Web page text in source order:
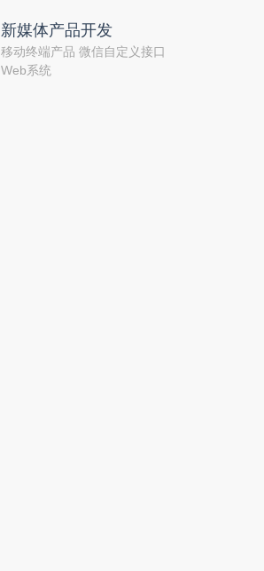
新媒体产品开发
移动终端产品 微信自定义接口
Web系统